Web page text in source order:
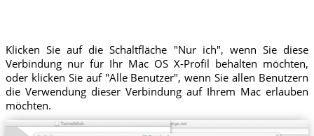
Klicken Sie auf die Schaltfläche "Nur ich", wenn Sie diese
Verbindung nur für Ihr Mac OS X-Profil behalten möchten,
oder klicken Sie auf "Alle Benutzer", wenn Sie allen Benutzern
die Verwendung dieser Verbindung auf Ihrem Mac erlauben
möchten.